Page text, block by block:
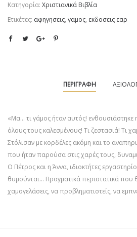
Κατηγορία: Χριστιανικά Βιβλία
Ετικέτες: αφηγησεις, γαμος, εκδοσεις εαρ
ΠΕΡΙΓΡΑΦΉ
«Μα… τι γάμος ήταν αυτός! ενθουσιάστηκε
όλους τους καλεσμένους! Τι ζεστασιά! Τι
Στόλισαν με κορδέλες ακόμη και το
που ήταν παρούσα στις χαρές τους,
Ο Πέτρος και η Άννα, ιδιο­κτήτες
θυμούνται… Πραγματικά περιστατικά που
χαμογελάσεις, να προβληματιστείς, να